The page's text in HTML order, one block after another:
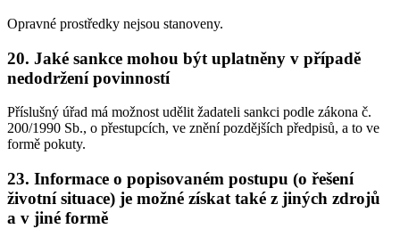
Opravné prostředky nejsou stanoveny.
20. Jaké sankce mohou být uplatněny v případě
nedodržení povinností
Příslušný úřad má možnost udělit žadateli sankci podle zákona č.
200/1990 Sb., o přestupcích, ve znění pozdějších předpisů, a to ve
formě pokuty.
23. Informace o popisovaném postupu (o řešení
životní situace) je možné získat také z jiných zdrojů
a v jiné formě